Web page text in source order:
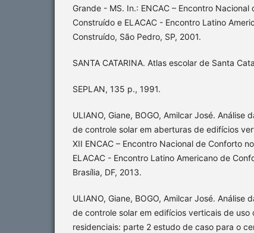
Grande - MS. In.: ENCAC – Encontro
Construído e ELACAC - Encontro Latino
Construído, São Pedro, SP, 2001.
SANTA CATARINA. Atlas escolar de Santa
SEPLAN, 135 p., 1991.
ULIANO, Giane, BOGO, Amilcar José. Análise
de controle solar em aberturas de edifícios
XII ENCAC – Encontro Nacional de Conforto
ELACAC - Encontro Latino Americano de
Brasília, DF, 2013.
ULIANO, Giane, BOGO, Amilcar José. Análise
de controle solar em edifícios verticais de uso
residenciais: parte 2 estudo de caso para o